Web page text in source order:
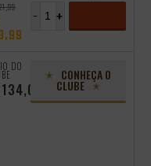
+
-
DO CONHEÇA O
CLUBE